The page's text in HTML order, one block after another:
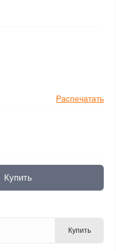
Распечатать
Купить
Купить